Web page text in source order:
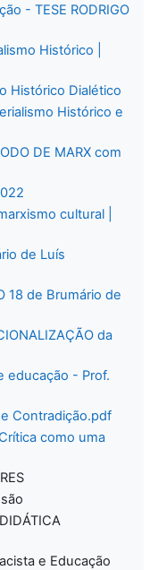
- TESE RODRIGO
Histórico |
Histórico Dialético
Histórico e
DE MARX com
cultural |
de Luís
18 de Brumário de
da
educação - Prof.
Contradição.pdf
como uma
e Educação